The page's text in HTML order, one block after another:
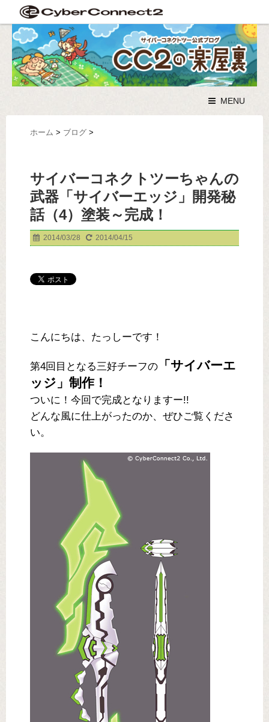
MENU
ホーム > ブログ >
サイバーコネクトツーちゃんの
武器「サイバーエッジ」開発秘
話（4）塗装～完成！
2014/03/28 2014/04/15
こんにちは、たっしーです！
第4回目となる三好チーフの
「サイバーエ
ッジ」制作！
ついに！今回で完成となりますー!!
どんな風に仕上がったのか、ぜひご覧くださ
い。